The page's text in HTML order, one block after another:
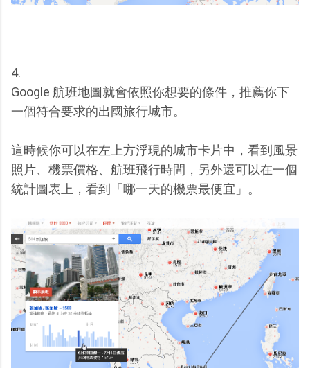
4.
Google 航班地圖就會依照你想要的條件，推薦你下
一個符合要求的出國旅行城市。
這時候你可以在左上方浮現的城市卡片中，看到風景
照片、機票價格、航班飛行時間，另外還可以在一個
統計圖表上，看到「哪一天的機票最便宜」。